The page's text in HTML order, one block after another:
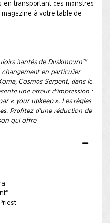
en transportant ces monstres
à votre table de
hantés de Duskmourn™
changement en particulier
Cosmos Serpent, dans le
une erreur d'impression :
« your upkeep ». Les règles
Profitez d'une réduction de
qui offre.